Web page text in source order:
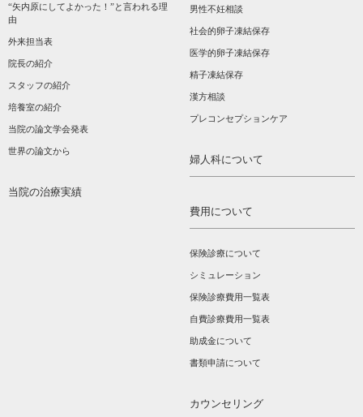
“矢内原にしてよかった！”と言われる理
由
外来担当表
院長の紹介
スタッフの紹介
培養室の紹介
当院の論文学会発表
世界の論文から
当院の治療実績
男性不妊相談
社会的卵子凍結保存
医学的卵子凍結保存
精子凍結保存
漢方相談­
プレコンセプションケア
婦人科について
費用について
保険診療について
シミュレーション
保険診療費用一覧表
自費診療費用一覧表
助成金について
書類申請について
カウンセリング